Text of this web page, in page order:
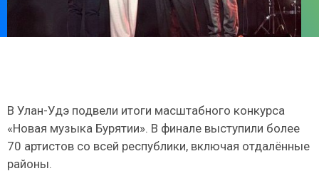
В Улан-Удэ подвели итоги масштабного конкурса
«Новая музыка Бурятии». В финале выступили более
70 артистов со всей республики, включая отдалённые
районы.